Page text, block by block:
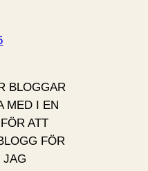
BLOGGAR
MED I EN
FÖRATT
FÖR
JAG